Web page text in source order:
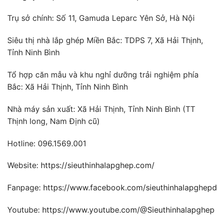
Trụ sở chính: Số 11, Gamuda Leparc Yên Sở, Hà Nội
Siêu thị nhà lắp ghép Miền Bắc: TDPS 7, Xã Hải Thịnh,
Tỉnh Ninh Bình
Tổ hợp căn mẫu và khu nghỉ dưỡng trải nghiệm phía
Bắc: Xã Hải Thịnh, Tỉnh Ninh Bình
Nhà máy sản xuất: Xã Hải Thịnh, Tỉnh Ninh Bình (TT
Thịnh long, Nam Định cũ)
Hotline: 096.1569.001
Website: https://sieuthinhalapghep.com/
Fanpage: https://www.facebook.com/
Youtube: https://www.youtube.com/@Sieuthinhalapghep